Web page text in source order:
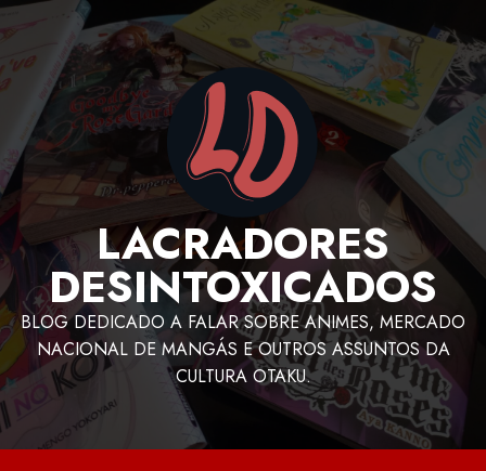
LACRADORES
DESINTOXICADOS
BLOG DEDICADO A FALAR SOBRE ANIMES, MERCADO
NACIONAL DE MANGÁS E OUTROS ASSUNTOS DA
CULTURA OTAKU.